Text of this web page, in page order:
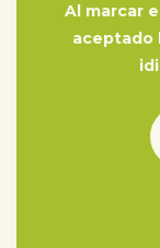
Al marcar
aceptado